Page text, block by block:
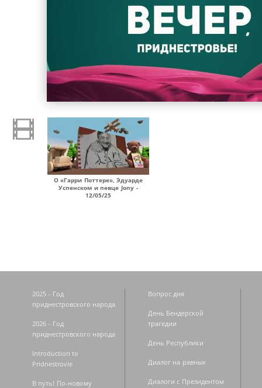
О «Гарри Поттере», Эдуарде
Успенском и певце Jony -
12/05/25
2025 - Год
приднестровского народа
2026 - Год
приднестровского народа
Introduction to
Pridnestrovie
В путь! По-новому
Вопрос дня
День Бендерской
трагедии
День Республики
Диалог на равных
Диалоги с Президентом